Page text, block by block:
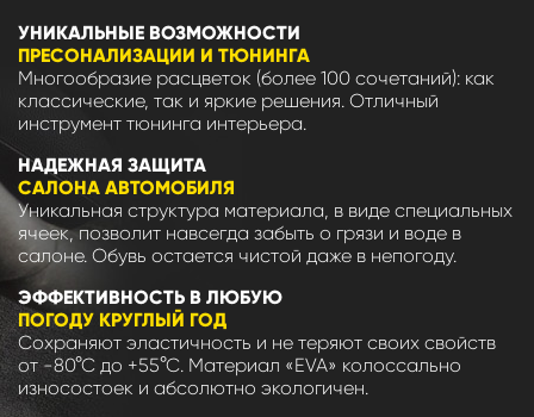
УНИКАЛЬНЫЕ ВОЗМОЖНОСТИ
ПРЕСОНАЛИЗАЦИИ И ТЮНИНГА
Многообразие расцветок (более 100 сочетаний): как
классические, так и яркие решения. Отличный
инструмент тюнинга интерьера.
НАДЕЖНАЯ ЗАЩИТА
САЛОНА АВТОМОБИЛЯ
Уникальная структура материала, в виде специальных
ячеек, позволит навсегда забыть о грязи и воде в
салоне. Обувь остается чистой даже в непогоду.
ЭФФЕКТИВНОСТЬ В ЛЮБУЮ
ПОГОДУ КРУГЛЫЙ ГОД
Сохраняют эластичность и не теряют своих свойств
от -80°С до +55°С. Материал «EVA» колоссально
износостоек и абсолютно экологичен.